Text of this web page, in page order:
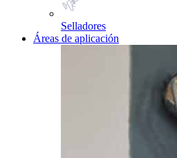
Selladores
Áreas de aplicación